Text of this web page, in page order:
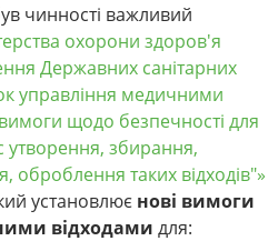
чинності важливий
охорони здоров'я
Державних санітарних
управління медичними
щодо безпечності для
збирання,
оброблення таких відходів"»
установлює нові вимоги
відходами для: